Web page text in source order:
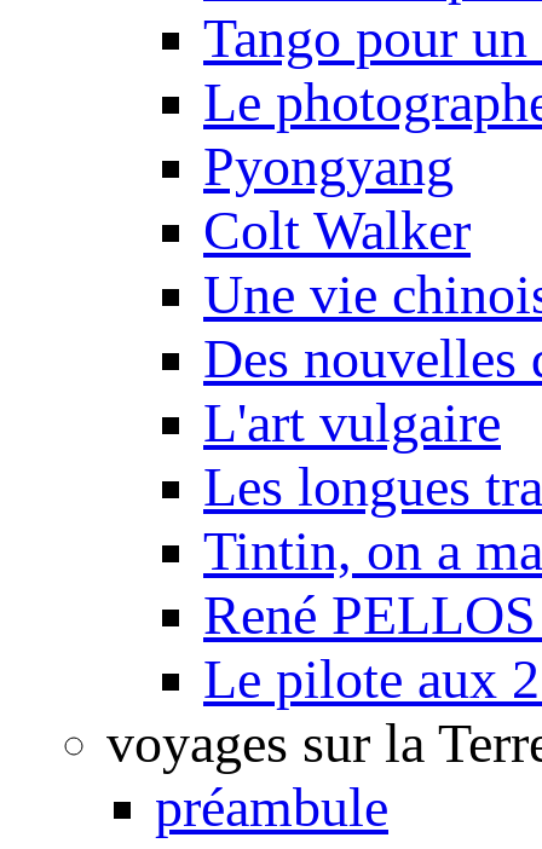
Tango pour
Le
Pyongyang
Colt Walker
Une vie
Des nouvelles
L'art vulgaire
Les longues
Tintin, on a
René
Le pilote aux
voyages sur la
préambule